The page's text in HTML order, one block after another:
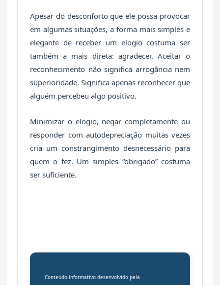
Apesar do desconforto que ele possa provocar
em algumas situações, a forma mais simples e
elegante de receber um elogio costuma ser
também a mais direta: agradecer. Aceitar o
reconhecimento não significa arrogância nem
superioridade. Significa apenas reconhecer que
alguém percebeu algo positivo.
Minimizar o elogio, negar completamente ou
responder com autodepreciação muitas vezes
cria um constrangimento desnecessário para
quem o fez. Um simples “obrigado” costuma
ser suficiente.
Conteúdo informativo desenvolvido pela